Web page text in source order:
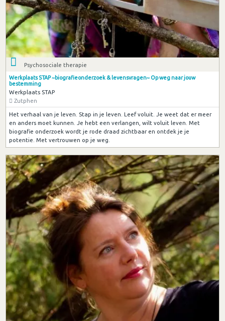
Psychosociale therapie
Werkplaats STAP ~biografieonderzoek & levensvragen~ Op weg naar jouw
bestemming
Werkplaats STAP
Zutphen
Het verhaal van je leven. Stap in je leven. Leef voluit. Je weet dat er meer
en anders moet kunnen. Je hebt een verlangen, wilt voluit leven. Met
biografie onderzoek wordt je rode draad zichtbaar en ontdek je je
potentie. Met vertrouwen op je weg.